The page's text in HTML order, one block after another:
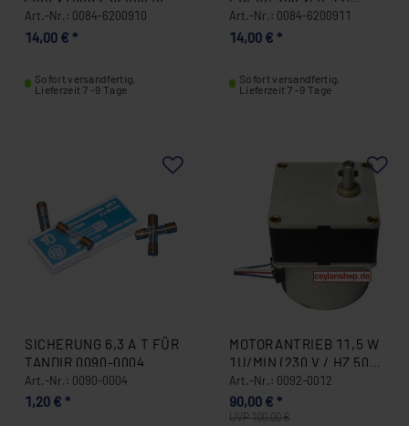
Art.-Nr.: 0084-6200910
14,00 € *
Sofort versandfertig,
Lieferzeit 7 -9 Tage
SPRITZWASSERGESCH
ÜTZT 0084-6200911
Art.-Nr.: 0084-6200911
14,00 € *
Sofort versandfertig,
Lieferzeit 7 -9 Tage
SICHERUNG 6,3 A T FÜR
TANDIR 0090-0004
Art.-Nr.: 0090-0004
1,20 € *
MOTORANTRIEB 11,5 W
1U/MIN (230 V / HZ 50)
OHNE GEHÄUSE FÜR
DÖNERGRIL/GYROSSGRI
LL 0092-0012
Art.-Nr.: 0092-0012
UVP 100,00 €
90,00 € *